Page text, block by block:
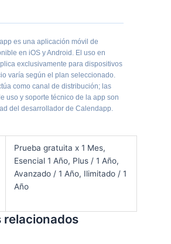
es una aplicación móvil de
en iOS y Android. El uso en
exclusivamente para dispositivos
varía según el plan seleccionado.
como canal de distribución; las
uso y soporte técnico de la app son
del desarrollador de Calendapp.
Prueba gratuita x 1 Mes,
Esencial 1 Año, Plus / 1 Año,
Avanzado / 1 Año, Ilimitado / 1
Año
relacionados